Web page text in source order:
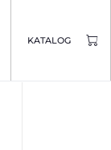
KATALOG